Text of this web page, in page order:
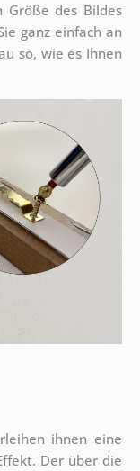
Größe des Bildes
ganz einfach an
so, wie es Ihnen
ihnen eine
Der über die